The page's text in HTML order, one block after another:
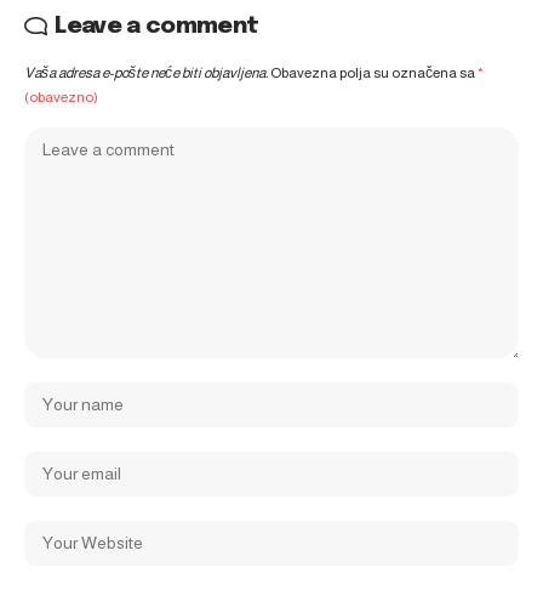
Leave a comment
Vaša adresa e-pošte neće biti objavljena. Obavezna polja su označena sa*
(obavezno)